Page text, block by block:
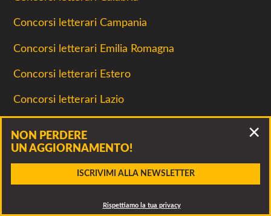
Concorsi letterari Campania
Concorsi letterari Emilia Romagna
Concorsi letterari Estero
Concorsi letterari Lazio
Concorsi letterari Lombardia
Concorsi letterari Marche
Concorsi letterari Online
NON PERDERE
UN AGGIORNAMENTO!
ISCRIVIMI ALLA NEWSLETTER
Rispettiamo la tua privacy